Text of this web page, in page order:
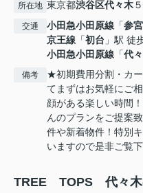
所在地 東京都渋谷区代々木
交通 小田急小田原線 「参
京王線 「初台 」駅 徒
小田急小田原線 「代
備考
★初期費用分割・カ
てまずはお気軽にご
顔がある楽しい時間
んのプランをご提案
件や新着物件！特別
いますので是非ご覧
TREE TOPS 代々木